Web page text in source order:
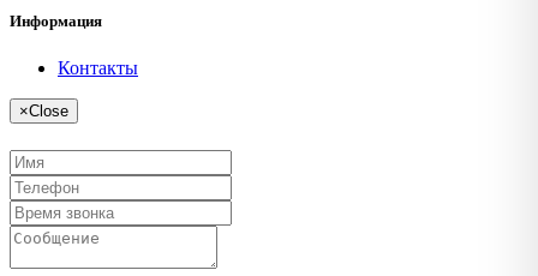
Информация
Контакты
×Close